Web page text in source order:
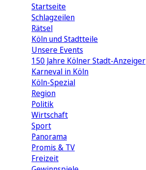
Startseite
Schlagzeilen
Rätsel
Köln und Stadtteile
Unsere Events
150 Jahre Kölner Stadt-Anzeiger
Karneval in Köln
Köln-Spezial
Region
Politik
Wirtschaft
Sport
Panorama
Promis & TV
Freizeit